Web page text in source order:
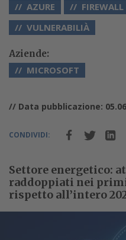
AZURE FIREWALL
VULNERABILIÀ
Aziende:
MICROSOFT
// Data pubblicazione:
CONDIVIDI:
Settore energetico:
raddoppiati nei
rispetto all’intero